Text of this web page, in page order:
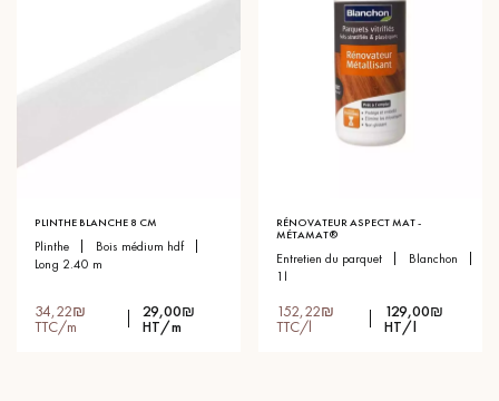
PLINTHE BLANCHE 8 CM
plinthe
bois médium hdf
long 2.40 m
34,22₪
TTC/m
29,00₪
HT/m
RÉNOVATEUR ASPECT MAT -
MÉTAMAT®
entretien du parquet
blanchon
1l
152,22₪
TTC/l
129,00₪
HT/l